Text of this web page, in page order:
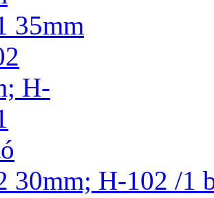
35mm
30mm; H-102 /1